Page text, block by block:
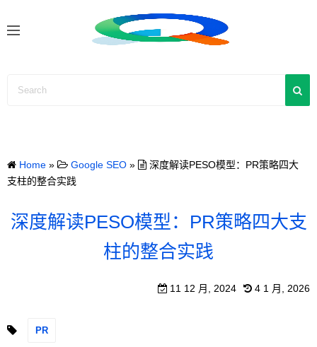
Home » Google SEO »
深度解读PESO模型：PR策略四大
支柱的整合实践
深度解读PESO模型：PR策略四大支
柱的整合实践
11 12 月, 2024 4 1 月, 2026
PR